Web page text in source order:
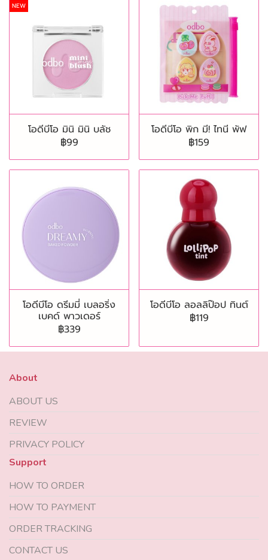
NEW
โอดีบีโอ มินิ มินิ บลัช
฿99
โอดีบีโอ พิก มี! ไทนี พัฟ
฿159
โอดีบีโอ ดรีมมี่ เบลอริ่ง
เบคด์ พาวเดอร์
฿339
โอดีบีโอ ลอลลิป๊อป ทินต์
฿119
About
ABOUT US
REVIEW
PRIVACY POLICY
Support
HOW TO ORDER
HOW TO PAYMENT
ORDER TRACKING
CONTACT US